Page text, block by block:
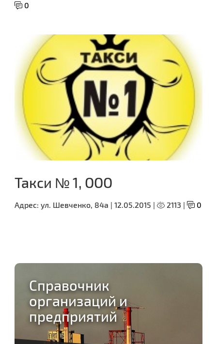
0
Такси № 1, ООО
Адрес: ул. Шевченко, 84а | 12.05.2015 | 2113 | 0
Справочник
организаций и
предприятий